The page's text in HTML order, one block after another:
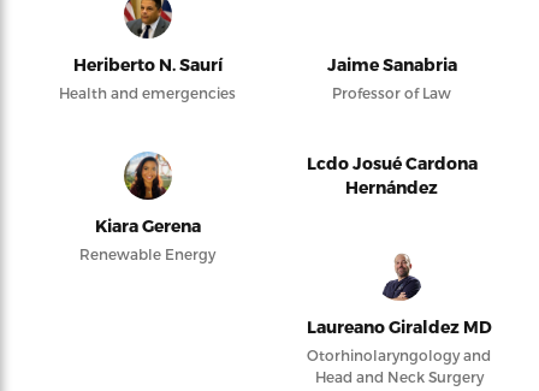
Heriberto N. Saurí
Health and emergencies
Jaime Sanabria
Professor of Law
Kiara Gerena
Renewable Energy
Lcdo Josué Cardona
Hernández
Laureano Giraldez MD
Otorhinolaryngology and
Head and Neck Surgery